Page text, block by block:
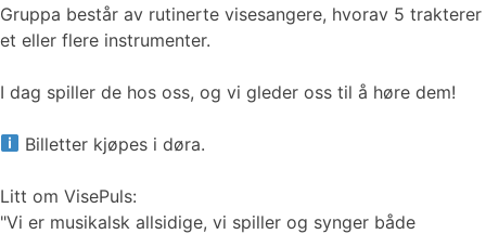
Gruppa består av rutinerte visesangere, hvorav 5 trakterer
et eller flere instrumenter.
I dag spiller de hos oss, og vi gleder oss til å høre dem!
Billetter kjøpes i døra.
Litt om VisePuls:
"Vi er musikalsk allsidige, vi spiller og synger både